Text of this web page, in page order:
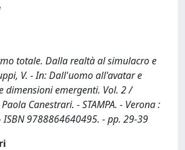
totale. Dalla realtà al simulacro e
V. - In: Dall'uomo all'avatar e
dimensioni emergenti. Vol. 2 /
Canestrari. - STAMPA. - Verona :
ISBN 9788864640495. - pp. 29-39